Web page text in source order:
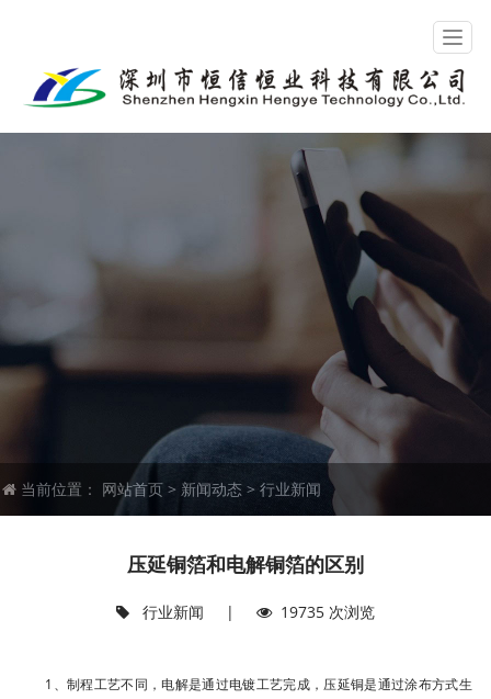
当前位置： 网站首页 > 新闻动态 >行业新闻
压延铜箔和电解铜箔的区别
行业新闻 | 19735 次浏览
1、制程工艺不同，电解是通过电镀工艺完成，压延铜是通过涂布方式生